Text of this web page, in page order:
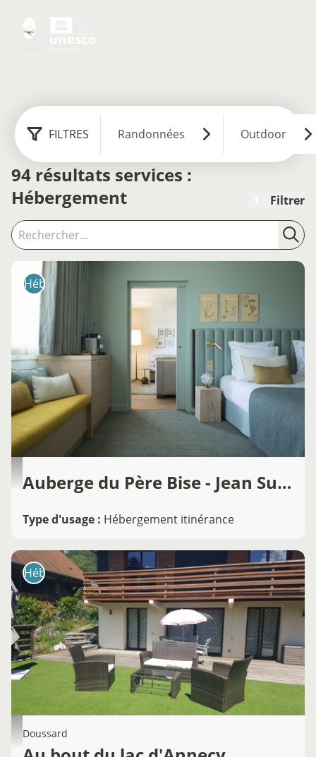
FILTRES Randonnées Outdoor
94 résultats services :
Hébergement
Filtrer
Recherche
Hébergement
Auberge du Père Bise - Jean Sulpice
Type d'usage : Hébergement itinérance
Hébergement
Doussard